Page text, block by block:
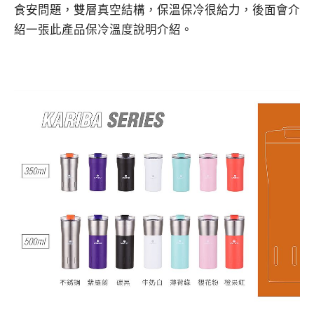
食安問題，雙層真空結構，保溫保冷很給力，後面會介
紹一張此產品保冷溫度說明介紹。